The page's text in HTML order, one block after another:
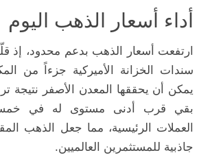
أداء أسعار الذهب اليوم
ارتفعت أسعار الذهب بدعم محدود، إذ
سندات الخزانة الأميركية جزءاً من
يمكن أن يحققها المعدن الأصفر نتيجة
بقي قرب أدنى مستوى له في
العملات الرئيسية، مما جعل الذهب
جاذبية للمستثمرين العالميين.